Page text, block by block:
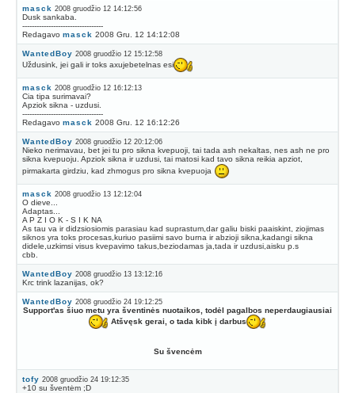
masck 2008 gruodžio 12 14:12:56
Dusk sankaba.
----------------------------------
Redagavo masck 2008 Gru. 12 14:12:08
WantedBoy 2008 gruodžio 12 15:12:58
Uždusink, jei gali ir toks axujebetelnas esi
masck 2008 gruodžio 12 16:12:13
Cia tipa surimavai?
Apziok sikna - uzdusi.
----------------------------------
Redagavo masck 2008 Gru. 12 16:12:26
WantedBoy 2008 gruodžio 12 20:12:06
Nieko nerimavau, bet jei tu pro sikna kvepuoji, tai tada ash nekaltas, nes ash ne pro
sikna kvepuoju. Apziok sikna ir uzdusi, tai matosi kad tavo sikna reikia apziot,
pirmakarta girdziu, kad zhmogus pro sikna kvepuoja
masck 2008 gruodžio 13 12:12:04
O dieve...
Adaptas...
A P Z I O K - S I K NA
As tau va ir didzsiosiomis parasiau kad suprastum,dar galiu biski paaiskint, ziojimas
siknos yra toks procesas,kuriuo pasiimi savo burna ir abzioji sikna,kadangi sikna
didele,uzkimsi visus kvepavimo takus,beziodamas ja,tada ir uzdusi,aisku p.s
cbb.
WantedBoy 2008 gruodžio 13 13:12:16
Krc trink lazanijas, ok?
WantedBoy 2008 gruodžio 24 19:12:25
Support'as šiuo metu yra šventinės nuotaikos, todėl pagalbos neperdaugiausiai
Atšvęsk gerai, o tada kibk į darbus
Su švencėm
tofy 2008 gruodžio 24 19:12:35
+10 su šventėm ;D